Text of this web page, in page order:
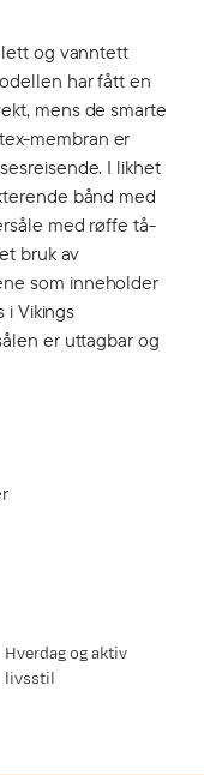
og vanntett
har fått en
mens de smarte
membran er
I likhet
bånd med
med røffe tå-
bruk av
som inneholder
i Vikings
er uttagbar og
Hverdag og aktiv
livsstil